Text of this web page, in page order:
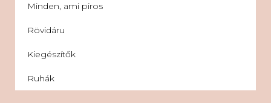
Minden, ami piros
Rövidáru
Kiegészítők
Ruhák